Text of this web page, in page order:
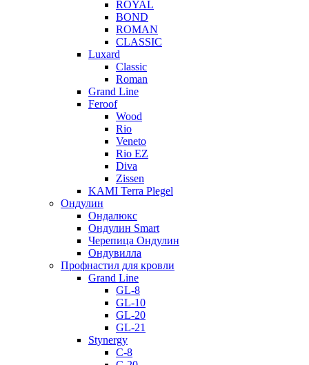
ROYAL
BOND
ROMAN
CLASSIC
Luxard
Classic
Roman
Grand Line
Feroof
Wood
Rio
Veneto
Rio EZ
Diva
Zissen
KAMI Terra Plegel
Ондулин
Ондалюкс
Ондулин Smart
Черепица Ондулин
Ондувилла
Профнастил для кровли
Grand Line
GL-8
GL-10
GL-20
GL-21
Stynergy
C-8